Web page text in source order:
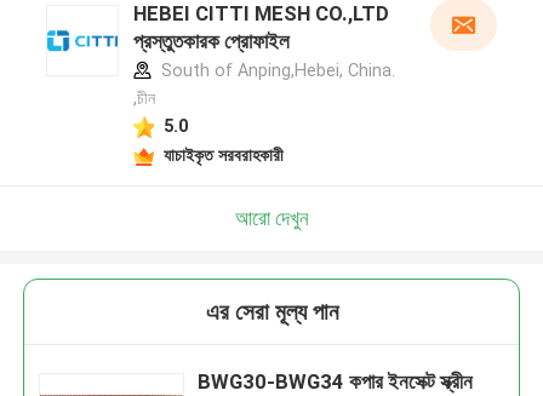
HEBEI CITTI MESH CO.,LTD
প্রস্তুতকারক প্রোফাইল
South of Anping,Hebei, China.
,চীন
5.0
যাচাইকৃত সরবরাহকারী
আরো দেখুন
এর সেরা মূল্য পান
BWG30-BWG34 কপার ইনসেক্ট স্ক্রীন